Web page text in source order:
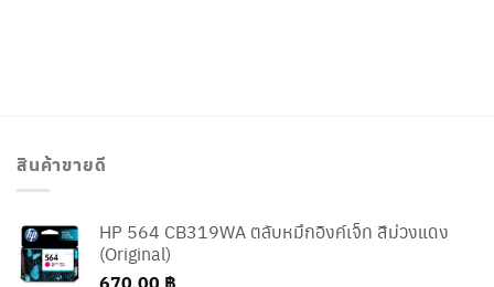
สินค้าขายดี
HP 564 CB319WA ตลับหมึกอิงค์เจ็ท สีม่วงแดง
(Original)